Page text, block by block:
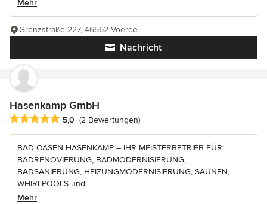
Mehr
Nachricht
Grenzstraße 227, 46562 Voerde
Hasenkamp GmbH
Durchschnittliche Bewertung: 5 von 5 Sternen
5,0 (2 Bewertungen)
BAD OASEN HASENKAMP – IHR MEISTERBETRIEB FÜR:
BADRENOVIERUNG, BADMODERNISIERUNG,
BADSANIERUNG, HEIZUNGMODERNISIERUNG, SAUNEN,
WHIRLPOOLS und...
Mehr